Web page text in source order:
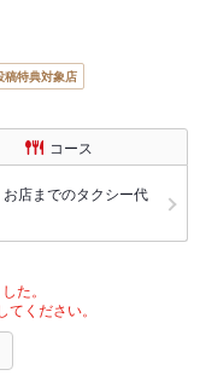
稿特典対象店
コース
店までのタクシー代
た。
ください。